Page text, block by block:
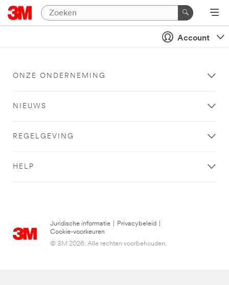
Account
ONZE ONDERNEMING
NIEUWS
REGELGEVING
HELP
Juridische informatie Privacybeleid
Cookie-voorkeuren
© 3M 2026. Alle rechten voorbehouden.